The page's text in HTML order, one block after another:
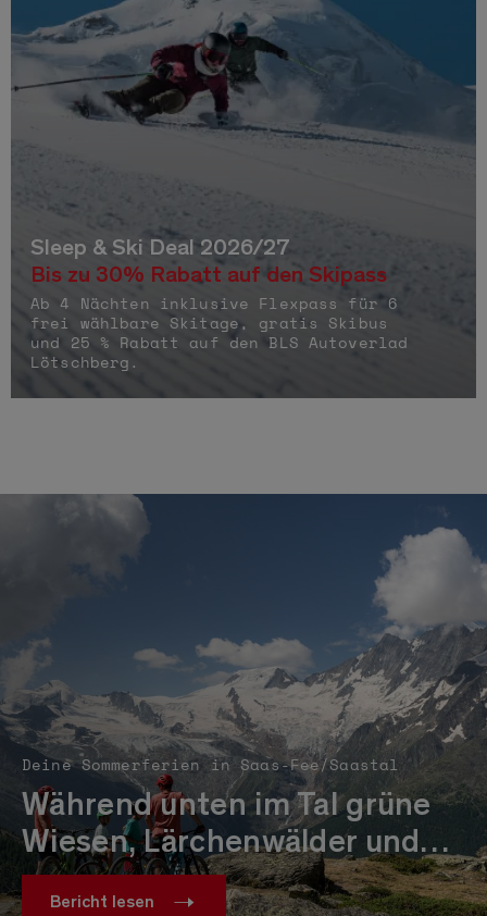
Sleep & Ski Deal 2026/27
Bis zu 30% Rabatt auf den Skipass
Ab 4 Nächten inklusive Flexpass für 6
frei wählbare Skitage, gratis Skibus
und 25 % Rabatt auf den BLS Autoverlad
Lötschberg.
Deine Sommerferien in Saas-Fee/Saastal
Während unten im Tal grüne
Wiesen, Lärchenwälder und…
Bericht lesen